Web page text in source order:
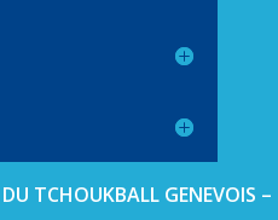
DU TCHOUKBALL GENEVOIS –